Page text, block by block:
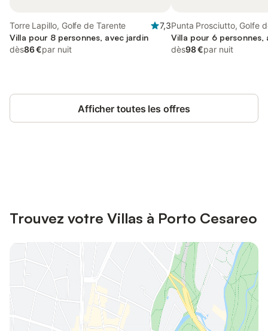
Torre Lapillo, Golfe de Tarente
7,3
Villa pour 8 personnes, avec jardin
dès86 €par nuit
Punta Prosciutto, Golfe
Villa pour 6 personnes,
dès98 €par nuit
Afficher toutes les offres
Trouvez votre Villas à Porto Cesareo